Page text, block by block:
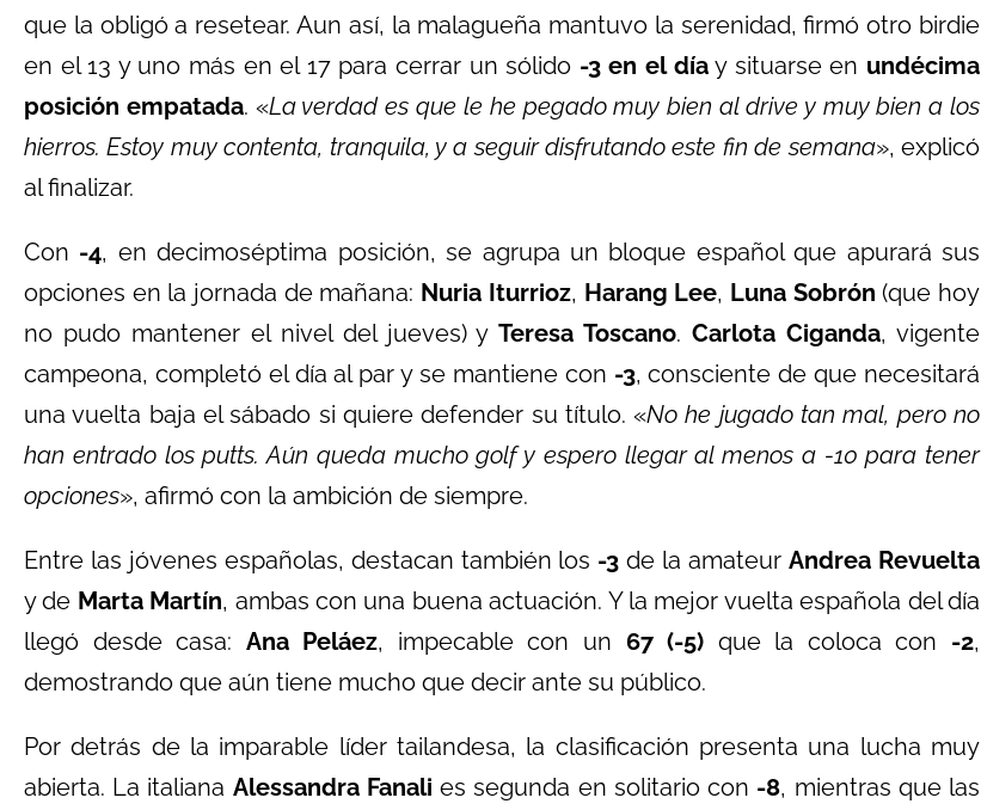
que la obligó a resetear. Aun así, la malagueña mantuvo la serenidad, firmó otro birdie
en el 13 y uno más en el 17 para cerrar un sólido -3 en el díay situarse en undécima
posición empatada. «La verdad es que le he pegado muy bien al drive y muy bien a los
hierros. Estoy muy contenta, tranquila, y a seguir disfrutando este fin de semana», explicó
al finalizar.
Con -4, en decimoséptima posición, se agrupa un bloque español que apurará sus
opciones en la jornada de mañana: Nuria Iturrioz, Harang Lee, Luna Sobrón (que hoy
no pudo mantener el nivel del jueves) yTeresa Toscano.Carlota Ciganda, vigente
campeona, completó el día al par y se mantiene con -3, consciente de que necesitará
una vuelta baja el sábado si quiere defender su título. «No he jugado tan mal, pero no
han entrado los putts. Aún queda mucho golf y espero llegar al menos a -10 para tener
opciones», afirmó con la ambición de siempre.
Entre las jóvenes españolas, destacan también los -3 de la amateurAndrea Revuelta
y de Marta Martín, ambas con una buena actuación. Y la mejor vuelta española del día
llegó desde casa: Ana Peláez, impecable con un 67 (-5) que la coloca con -2,
demostrando que aún tiene mucho que decir ante su público.
Por detrás de la imparable líder tailandesa, la clasificación presenta una lucha muy
abierta. La italiana Alessandra Fanali es segunda en solitario con -8, mientras que las